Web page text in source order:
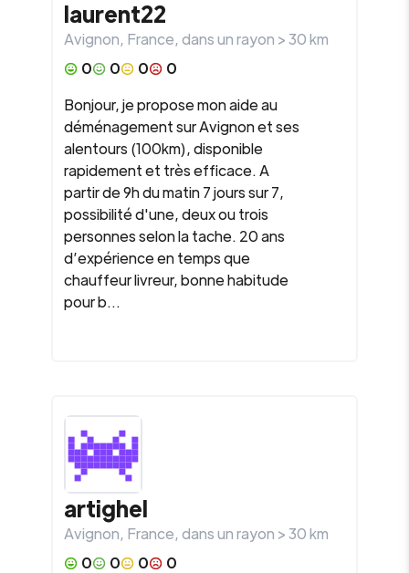
laurent22
Avignon, France, dans un rayon >30km
0
0 0
0
Bonjour, je propose mon aide au
déménagement sur Avignon et ses
alentours (100km), disponible
rapidement et très efficace. A
partir de 9h du matin 7 jours sur 7,
possibilité d'une, deux ou trois
personnes selon la tache. 20 ans
d’expérience en temps que
chauffeur livreur, bonne habitude
pour b...
artighel
Avignon, France, dans un rayon >30km
0
0 0
0